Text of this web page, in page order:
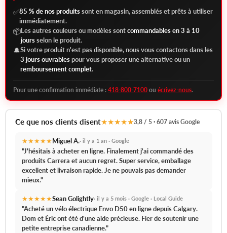
✅85 % de nos produitssont en magasin, assemblés et prêts à utiliser
immédiatement.
📦Les autres couleurs ou modèles sontcommandables en 3 à 10
joursselon le produit.
🔔Si votre produit n'est pas disponible, nous vous contactons dans les
3 jours ouvrablespour vous proposer une alternative ou un
remboursement complet.
Pour une confirmation immédiate : 418-800-7100 ou écrivez-nous.
Ce que nos clients disent★★★★★3,8 / 5 · 607 avis Google
★★★★★Miguel A.· il y a 1 an · Google
"J'hésitais à acheter en ligne. Finalement j'ai commandé des
produits Carrera et aucun regret.Super service, emballage
excellent et livraison rapide.Je ne pouvais pas demander
mieux."
★★★★★Sean Golightly· il y a 5 mois · Google · Local Guide
"Acheté un vélo électrique Envo D50 en ligne depuis Calgary.
Dom et Éric ont été d'une aide précieuse.Fier de soutenir une
petite entreprise canadienne."